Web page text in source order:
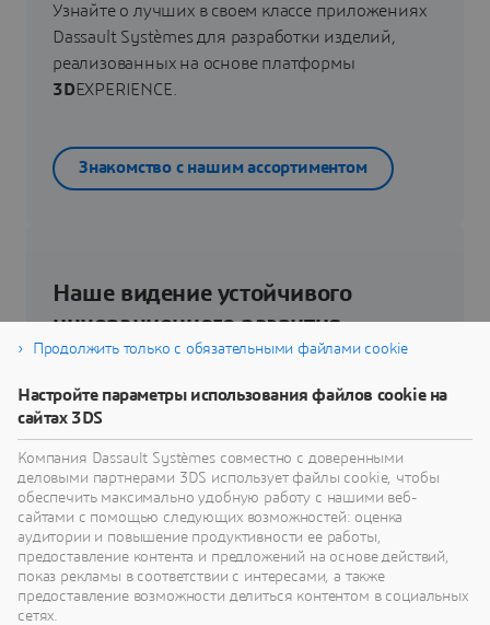
Узнайте о лучших в своем классе приложениях
Dassault Systèmes для разработки изделий,
реализованных на основе платформы
3DEXPERIENCE.
Знакомство с нашим ассортиментом
Наше видение устойчивого
инновационного развития
помогут вам переосмыслить свои изделия,
процессы и даже бизнес-модели для
реализации радикально новых устойчивых
инноваций.
Перейти к устойчивому развитию
Продолжить только с обязательными файлами cookie
Настройте параметры использования файлов cookie на
сайтах 3DS
Компания Dassault Systèmes совместно с доверенными
деловыми партнерами 3DS использует файлы cookie, чтобы
обеспечить максимально удобную работу с нашими веб-
сайтами с помощью следующих возможностей: оценка
аудитории и повышение продуктивности ее работы,
предоставление контента и предложений на основе действий,
показ рекламы в соответствии с интересами, а также
предоставление возможности делиться контентом в социальных
сетях.